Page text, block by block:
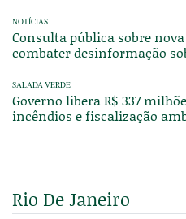
NOTÍCIAS
Consulta pública sobre
combater desinformação
SALADA VERDE
Governo libera R$ 337
incêndios e fiscalização
Rio De Janeiro